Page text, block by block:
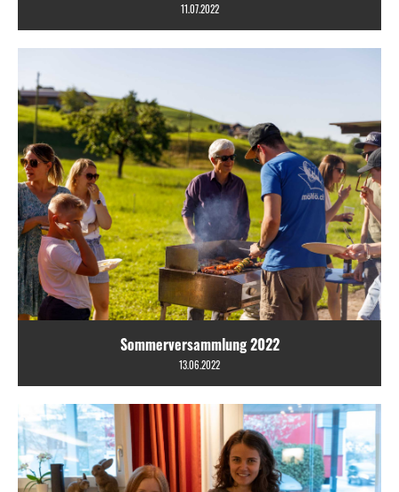
11.07.2022
Sommerversammlung 2022
13.06.2022